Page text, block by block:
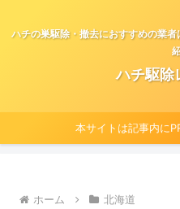
ハチの巣駆除・撤去におすすめの業
ハチ駆除
本サイトは記事内に
ホーム 北海道